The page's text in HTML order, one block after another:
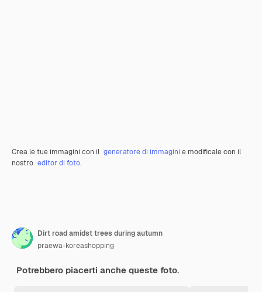
Crea le tue immagini con il generatore di immagini e modificale con il
nostro editor di foto.
Dirt road amidst trees during autumn
praewa-koreashopping
Potrebbero piacerti anche queste foto.